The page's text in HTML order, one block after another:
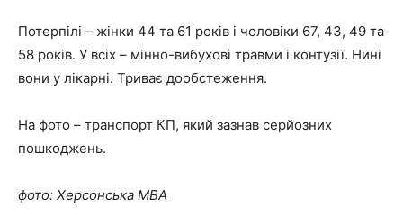
Потерпілі – жінки 44 та 61 років і чоловіки 67, 43, 49 та
58 років. У всіх – мінно-вибухові травми і контузії. Нині
вони у лікарні. Триває дообстеження.
На фото – транспорт КП, який зазнав серйозних
пошкоджень.
фото: Херсонська МВА